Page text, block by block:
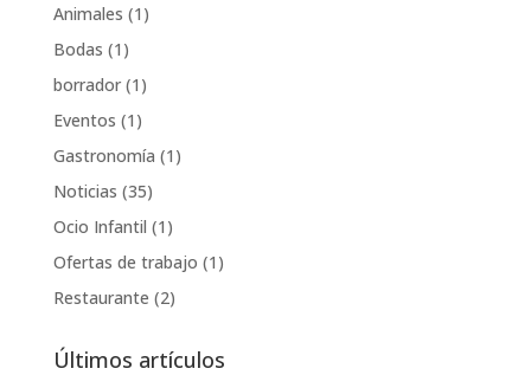
Animales (1)
Bodas (1)
borrador(1)
Eventos (1)
Gastronomía (1)
Noticias (35)
Ocio Infantil (1)
Ofertas de trabajo (1)
Restaurante (2)
Últimos artículos